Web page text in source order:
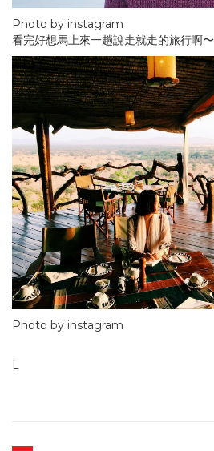
Photo by instagram
看完好想馬上來一趟說走就走的旅行啊〜
Photo by instagram
L